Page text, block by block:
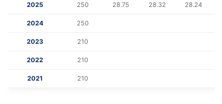
2025 250 28.75 28.32 28.24
2024 250
2023 210
2022 210
2021 210